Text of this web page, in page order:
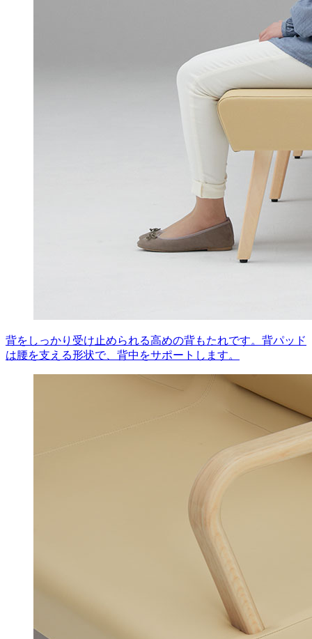
背をしっかり受け止められる高めの背もたれです。背パッド
は腰を支える形状で、背中をサポートします。